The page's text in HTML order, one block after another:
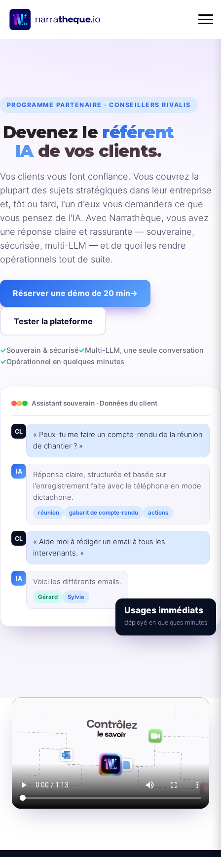
PROGRAMME PARTENAIRE · CONSEILLERS RIVALIS
Devenez le référent
IAde vos clients.
Vos clients vous font confiance. Vous couvrez la
plupart des sujets stratégiques dans leur entreprise
et, tôt ou tard, l'un d'eux vous demandera ce que
vous pensez de l'IA. Avec Narrathèque, vous avez
une réponse claire et rassurante — souveraine,
sécurisée, multi-LLM — et de quoi les rendre
opérationnels tout de suite.
Réserver une démo de 20 min→
Tester la plateforme
✓Souverain & sécurisé✓Multi-LLM, une seule conversation
✓Opérationnel en quelques minutes
Assistant souverain · Données du client
CL
« Peux-tu me faire un compte-rendu de la réunion
de chantier ? »
IA
Réponse claire, structurée et basée sur
l'enregistrement faite avec le téléphone en mode
dictaphone.
réunion gabarit de compte-rendu actions
CL
« Aide moi à rédiger un email à tous les
intervenants. »
IA Voici les différents emails.
Gérard Sylvie
Usages immédiats
déployé en quelques minutes